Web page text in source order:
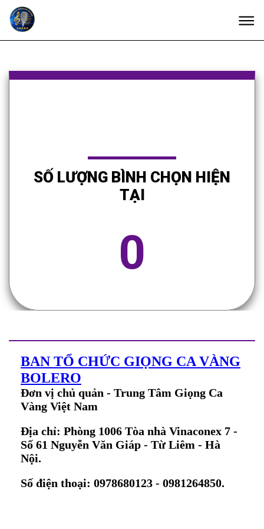
SỐ LƯỢNG BÌNH CHỌN HIỆN
TẠI
0
BAN TỔ CHỨC GIỌNG CA VÀNG
BOLERO
Đơn vị chủ quản - Trung Tâm Giọng Ca
Vàng Việt Nam
Địa chỉ: Phòng 1006 Tòa nhà Vinaconex 7 -
Số 61 Nguyễn Văn Giáp - Từ Liêm - Hà
Nội.
Số điện thoại: 0978680123 - 0981264850.